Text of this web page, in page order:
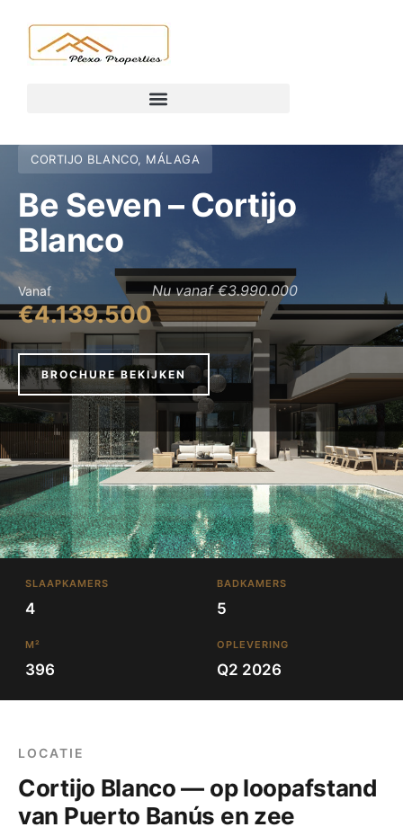
CORTIJO BLANCO, MÁLAGA
Be Seven – Cortijo
Blanco
Vanaf
€4.139.500
Nu vanaf €3.990.000
BROCHURE BEKIJKEN
SLAAPKAMERS
4
BADKAMERS
5
M²
396
OPLEVERING
Q2 2026
LOCATIE
Cortijo Blanco — op loopafstand
van Puerto Banús en zee